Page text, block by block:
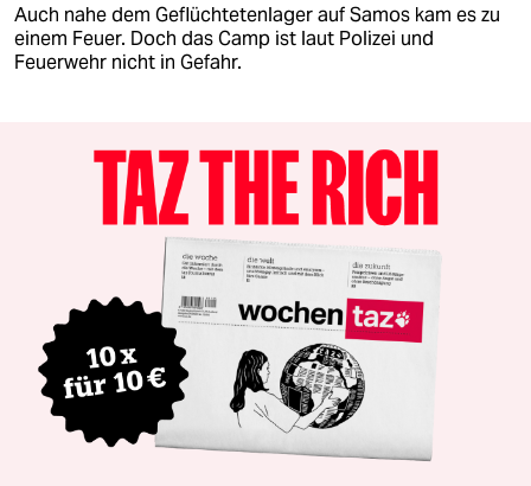
Auch nahe dem Geflüchtetenlager auf Samos kam es zu
einem Feuer. Doch das Camp ist laut Polizei und
Feuerwehr nicht in Gefahr.